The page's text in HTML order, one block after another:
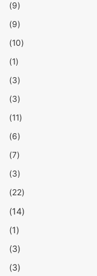
(9)
(9)
(10)
(1)
(3)
(3)
(11)
(6)
(7)
(3)
(22)
(14)
(1)
(3)
(3)